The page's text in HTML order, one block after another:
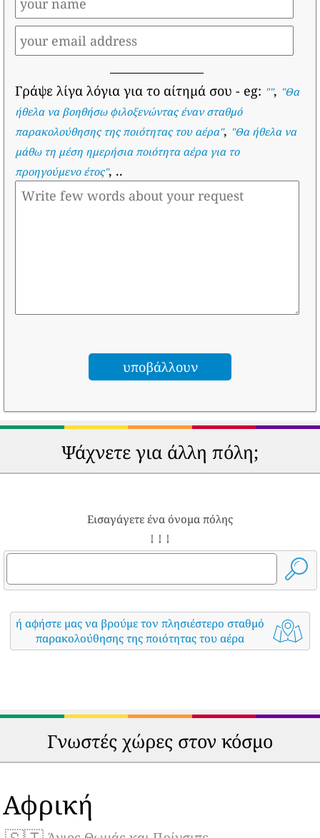
Γράψε λίγα λόγια για το αίτημά σου - eg: "", "Θα
ήθελα να βοηθήσω φιλοξενώντας έναν σταθμό
παρακολούθησης της ποιότητας του αέρα", "Θα ήθελα να
μάθω τη μέση ημερήσια ποιότητα αέρα για το
προηγούμενο έτος", ..
Ψάχνετε για άλλη πόλη;
Εισαγάγετε ένα όνομα πόλης
↓ ↓ ↓
ή αφήστε μας να βρούμε τον πλησιέστερο σταθμό
παρακολούθησης της ποιότητας του αέρα
Γνωστές χώρες στον κόσμο
Αφρική